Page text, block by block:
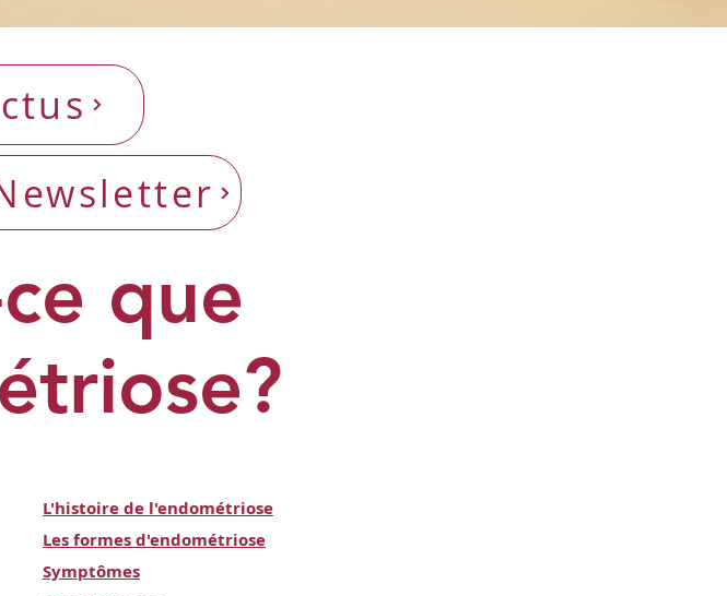
que
L'histoire de l'endométriose
Les formes d'endométriose
Symptômes